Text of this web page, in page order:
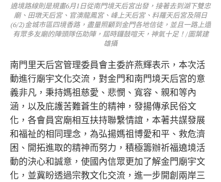
遶境路線則是規畫6月1日從南門境天后宮出發，接著去到湖下雙忠
廟、田墩天后宮、官澳龍鳳宮、峰上天后宮、料羅天后宮及隔日
(6/2)金城市區四境香路，盡量照顧到金門各地信徒，並且一路上還
有眾多友廟的陣頭隊伍助陣，屆時鑼鼓喧天，神氣十足！/圖葉建
雄攝
南門里天后宮管理委員會主委許燕輝表示，本次活
動進行廟宇文化交流，對金門和南門境天后宮的意
義非凡，秉持媽祖慈愛、悲憫、寬容、親和等內
涵，以及庇護苦難蒼生的精神，發揚傳承民俗文
化，各會員宮廟相互扶持聯繫情誼，本著共謀發展
和福祉的相同理念，為弘揚媽祖博愛和平、救危濟
困、開拓進取的精神而努力，積極籌辦祈福遶境活
動的決心和誠意，使國內信眾更加了解金門廟宇文
化，並冀盼透過宗教文化交流，進一步開創兩岸三